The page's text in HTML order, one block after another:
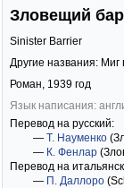
Зловещий
Sinister Barrier
Другие названия:
Роман, 1939 год
Язык написания:
Перевод на русский:
— Т. Науменко
— К. Фенлар
Перевод на
— П. Даллоро